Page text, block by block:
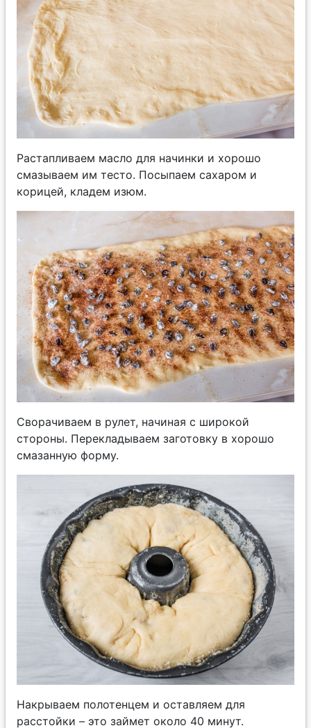
Растапливаем масло для начинки и хорошо
смазываем им тесто. Посыпаем сахаром и
корицей, кладем изюм.
Сворачиваем в рулет, начиная с широкой
стороны. Перекладываем заготовку в хорошо
смазанную форму.
Накрываем полотенцем и оставляем для
расстойки – это займет около 40 минут.